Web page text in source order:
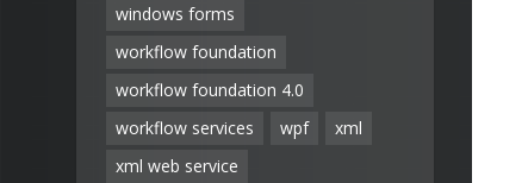
windows forms
workflow foundation
workflow foundation 4.0
workflow services
wpf
xml
xml web service